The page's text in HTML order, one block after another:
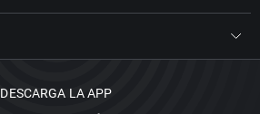
DESCARGA LA APP